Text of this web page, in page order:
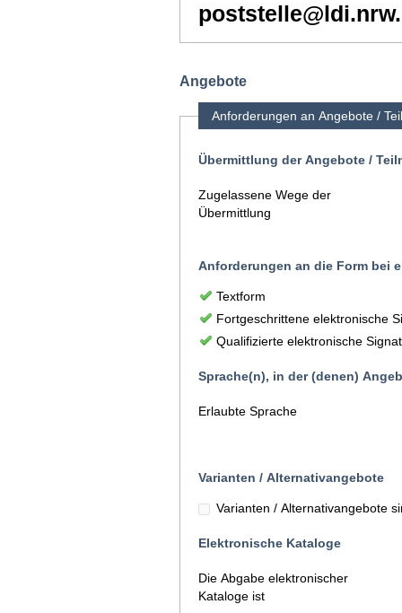
Angebote
Anforderungen an Angebote /
Übermittlung der Angebote /
Zugelassene Wege der
Übermittlung
Anforderungen an die Form bei
Textform
Fortgeschrittene elektronische
Qualifizierte elektronische
Sprache(n), in der (denen)
Erlaubte Sprache
Varianten / Alternativangebote
Varianten / Alternativangebote
Elektronische Kataloge
Die Abgabe elektronischer
Kataloge ist